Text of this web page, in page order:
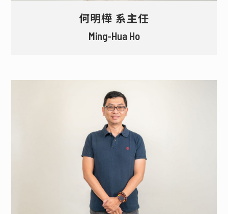
何明樺 系主任
Ming-Hua Ho